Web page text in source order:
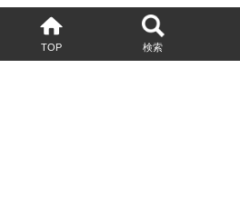
TOP 検索